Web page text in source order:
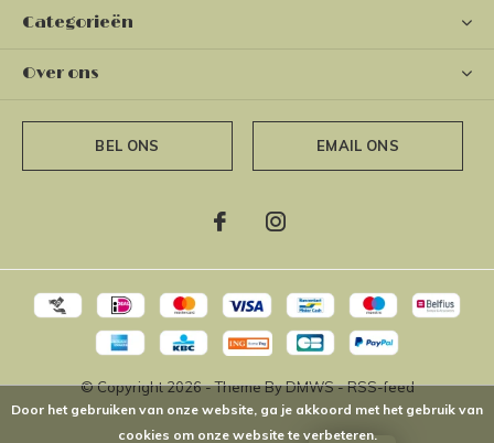
Categorieën
Over ons
BEL ONS EMAIL ONS
© Copyright2026- Theme ByDMWS-RSS-feed
Door het gebruiken van onze website, ga je akkoord met het gebruik van
cookies om onze website te verbeteren.